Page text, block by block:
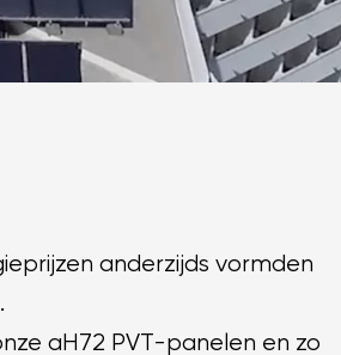
anderzijds vormden
aH72 PVT-panelen en zo